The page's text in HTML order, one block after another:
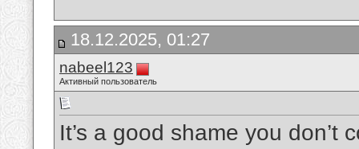
18.12.2025, 01:27
nabeel123
Активный пользователь
It’s a good shame you don’t